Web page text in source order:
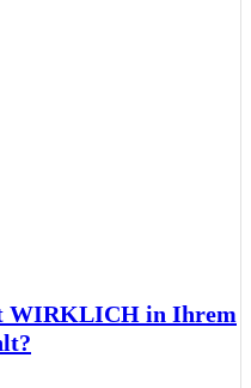
WIRKLICH in Ihrem